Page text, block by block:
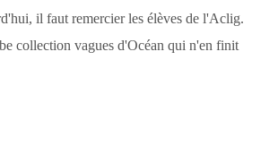
il faut remercier les élèves de l'Aclig.
collection vagues d'Océan qui n'en finit